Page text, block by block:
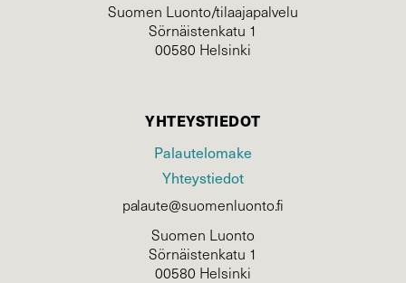
Suomen Luonto/tilaajapalvelu
Sörnäistenkatu 1
00580 Helsinki
YHTEYSTIEDOT
Palautelomake
Yhteystiedot
palaute@suomenluonto.fi
Suomen Luonto
Sörnäistenkatu 1
00580 Helsinki